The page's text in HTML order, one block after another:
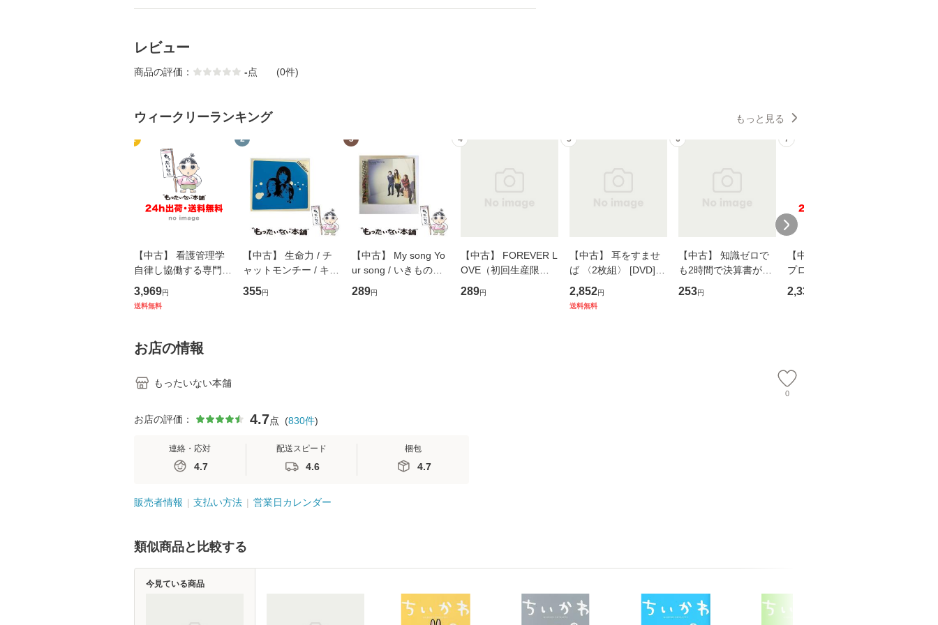
レビュー
商品の評価： -点 (0件)
ウィークリーランキング もっと見る
1
【中古】 看護管理学
自律し協働する専門職
の看護マネジメントス
キル 改訂第3版 (看護
堂 [単行
3,969円
送料無料
2
【中古】 生命力 / チ
ャットモンチー / キュ
ーンレコード [CD]
【メール便送料無料】
355円
3
【中古】 My song Yo
ur song / いきものが
かり / [CD]【メール便
送料無料】
289円
4
【中古】 FOREVER L
OVE（初回生産限定
盤） / 清水翔太×加藤
ミリヤ / [CD]【メール
289円
5
【中古】 耳をすませ
ば 〈2枚組〉 [DVD] /
ブエナ・ビスタ・ホー
ム・エンターテイメン
2,852円
送料無料
6
【中古】 知識ゼロで
も2時間で決算書が読
めるようになる！ 会
計超入門！ / 佐伯 良
253円
7
【中古】 野ブタ。を
プロデュース [DVD-B
OX] / バップ [DVD]
【メール便送料無料】
2,335
お店の情報
もったいない本舗
0
お店の評価： 4.7点 (830件)
連絡・応対
4.7
配送スピード
4.6
梱包
4.7
販売者情報 支払い方法 営業日カレンダー
類似商品と比較する
今見ている商品